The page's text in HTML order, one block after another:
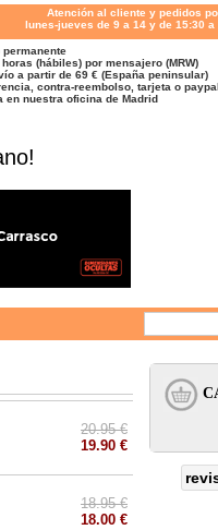
Atención al cliente y pedidos
lunes-jueves de 9 a 14 y de 15:30
permanente
(hábiles) por mensajero (MRW)
a partir de 69 € (España peninsular)
contra-reembolso, tarjeta o paypal
en nuestra oficina de Madrid
20.95 €
19.90 €
18.95 €
18.00 €